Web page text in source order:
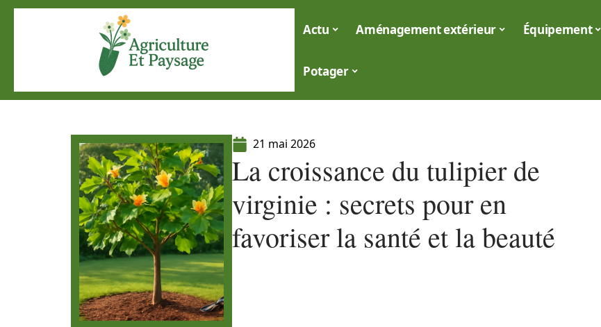
Actu Aménagement extérieur Équipement
Potager
21 mai 2026
La croissance du tulipier de
virginie : secrets pour en
favoriser la santé et la beauté